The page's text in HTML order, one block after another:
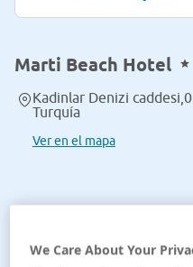
Marti Beach Hotel
Kadinlar Denizi
Turquía
Ver en el mapa
We Care About Your